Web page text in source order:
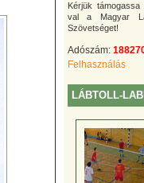
Kérjük
val a Magyar
Szövetséget!
Adószám:
Felhasználás
LÁBTOLL-